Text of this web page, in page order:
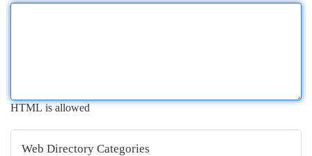
HTML is allowed
Web Directory Categories